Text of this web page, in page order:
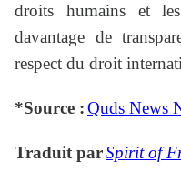
droits humains et
davantage de
respect du droit
*Source :Quds News
Traduit parSpirit of